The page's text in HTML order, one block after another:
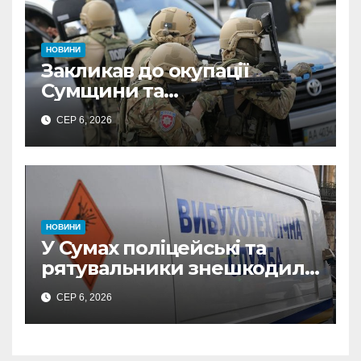
НОВИНИ
Закликав до окупації
Сумщини та
виправдовував обстріли:
СБУ викрила
прокремлівського агітатора
з Охтирки
СЕР 6, 2026
НОВИНИ
У Сумах поліцейські та
рятувальники знешкодили
500-кілограмову авіабомбу
росіян
СЕР 6, 2026